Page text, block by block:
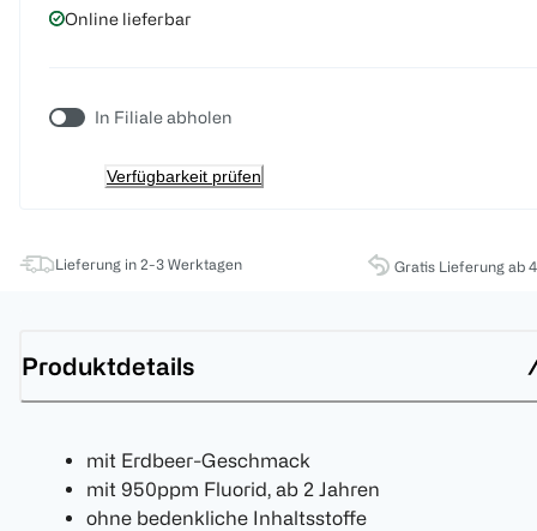
Online lieferbar
In Filiale abholen
Verfügbarkeit prüfen
Lieferung in 2-3 Werktagen Gratis Lieferung ab
Produktdetails
mit Erdbeer-Geschmack
mit 950ppm Fluorid, ab 2 Jahren
ohne bedenkliche Inhaltsstoffe